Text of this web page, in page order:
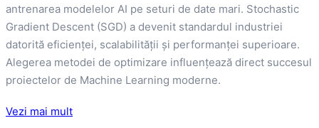
antrenarea modelelor AI pe seturi de date mari. Stochastic
Gradient Descent (SGD) a devenit standardul industriei
datorită eficienței, scalabilității și performanței superioare.
Alegerea metodei de optimizare influențează direct succesul
proiectelor de Machine Learning moderne.
Vezi mai mult